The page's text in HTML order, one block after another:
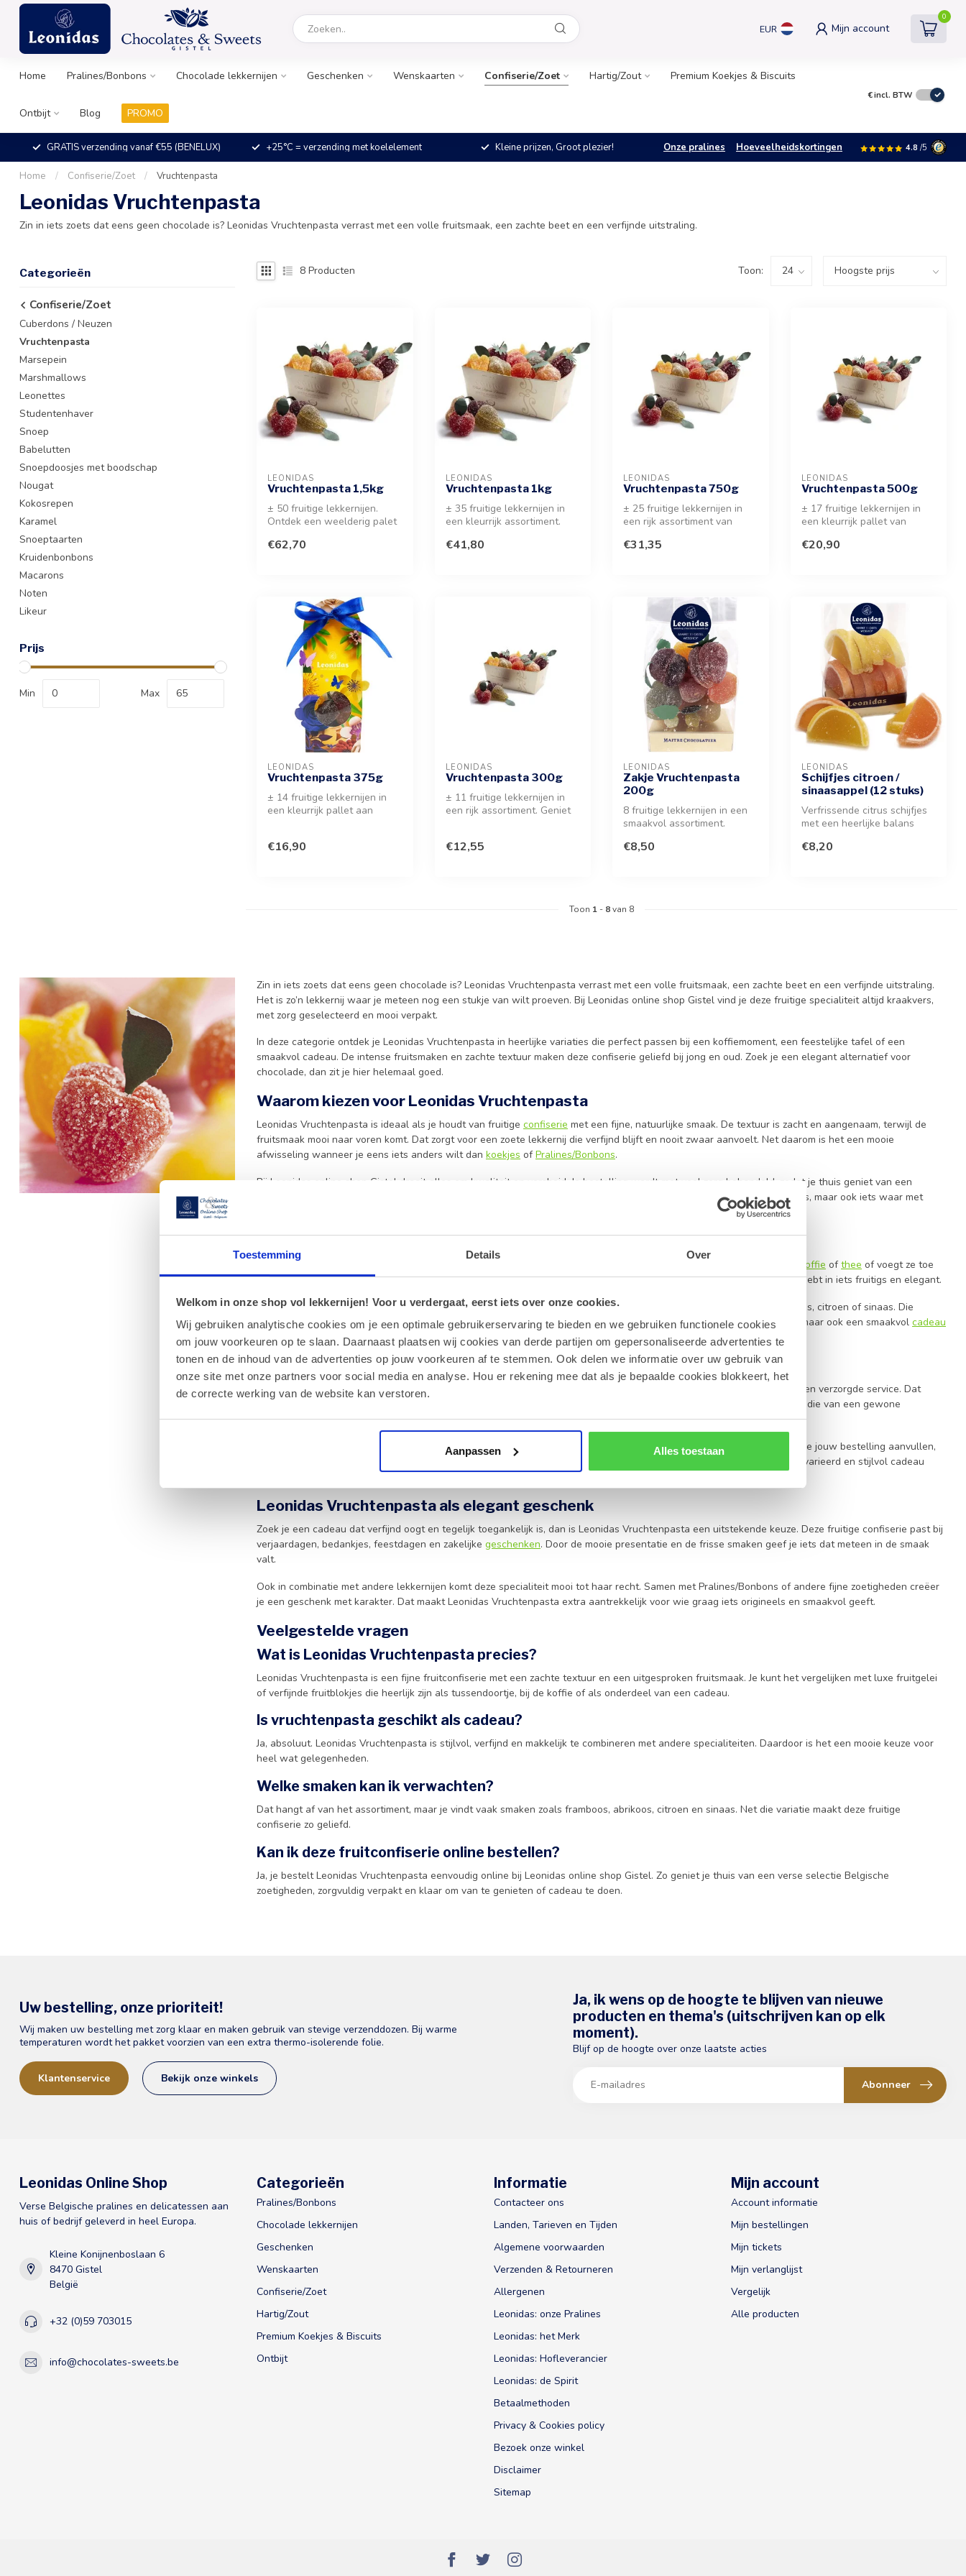
Toestemming Details Over
Welkom in onze shop vol lekkernijen! Voor u verdergaat, eerst iets over onze cookies.
Wij gebruiken analytische cookies om je een optimale gebruikerservaring te bieden en we gebruiken functionele cookies
om jouw voorkeuren op te slaan. Daarnaast plaatsen wij cookies van derde partijen om gepersonaliseerde advertenties te
tonen en de inhoud van de advertenties op jouw voorkeuren af te stemmen. Ook delen we informatie over uw gebruik van
onze site met onze partners voor social media en analyse. Hou er rekening mee dat als je bepaalde cookies blokkeert, het
de correcte werking van de website kan verstoren.
Aanpassen Alles toestaan
EUR Mijn account
0
Home Pralines/Bonbons Chocolade lekkernijen Geschenken Wenskaarten Confiserie/Zoet Hartig/Zout Premium Koekjes & Biscuits
Ontbijt Blog PROMO
€incl. BTW
GRATIS verzending vanaf €55 (BENELUX) +25°C = verzending met koelelement Kleine prijzen, Groot plezier! Onze pralines Hoeveelheidskortingen 4.8 /5
Home / Confiserie/Zoet / Vruchtenpasta
Leonidas Vruchtenpasta
Zin in iets zoets dat eens geen chocolade is? Leonidas Vruchtenpasta verrast met een volle fruitsmaak, een zachte beet en een verfijnde uitstraling.
Categorieën
Confiserie/Zoet
Cuberdons / Neuzen
Vruchtenpasta
Marsepein
Marshmallows
Leonettes
Studentenhaver
Snoep
Babelutten
Snoepdoosjes met boodschap
Nougat
Kokosrepen
Karamel
Snoeptaarten
Kruidenbonbons
Macarons
Noten
Likeur
Prijs
Min Max
8 Producten Toon:
LEONIDAS
Vruchtenpasta 1,5kg
± 50 fruitige lekkernijen.
Ontdek een weelderig palet
tot...
€62,70
LEONIDAS
Vruchtenpasta 1kg
± 35 fruitige lekkernijen in
een kleurrijk assortiment.
€41,80
LEONIDAS
Vruchtenpasta 750g
± 25 fruitige lekkernijen in
een rijk assortiment van
€31,35
LEONIDAS
Vruchtenpasta 500g
± 17 fruitige lekkernijen in
een kleurrijk pallet van
€20,90
LEONIDAS
Vruchtenpasta 375g
± 14 fruitige lekkernijen in
een kleurrijk pallet aan
€16,90
LEONIDAS
Vruchtenpasta 300g
± 11 fruitige lekkernijen in
een rijk assortiment. Geniet
€12,55
LEONIDAS
Zakje Vruchtenpasta
200g
8 fruitige lekkernijen in een
smaakvol assortiment.
erv...
€8,50
LEONIDAS
Schijfjes citroen /
sinaasappel (12 stuks)
Verfrissende citrus schijfjes
met een heerlijke balans
€8,20
Toon 1 - 8van 8
Zin in iets zoets dat eens geen chocolade is? Leonidas Vruchtenpasta verrast met een volle fruitsmaak, een zachte beet en een verfijnde uitstraling.
Het is zo’n lekkernij waar je meteen nog een stukje van wilt proeven. Bij Leonidas online shop Gistel vind je deze fruitige specialiteit altijd kraakvers,
met zorg geselecteerd en mooi verpakt.
In deze categorie ontdek je Leonidas Vruchtenpasta in heerlijke variaties die perfect passen bij een koffiemoment, een feestelijke tafel of een
smaakvol cadeau. De intense fruitsmaken en zachte textuur maken deze confiserie geliefd bij jong en oud. Zoek je een elegant alternatief voor
chocolade, dan zit je hier helemaal goed.
Waarom kiezen voor Leonidas Vruchtenpasta
Leonidas Vruchtenpasta is ideaal als je houdt van fruitige confiserie met een fijne, natuurlijke smaak. De textuur is zacht en aangenaam, terwijl de
fruitsmaak mooi naar voren komt. Dat zorgt voor een zoete lekkernij die verfijnd blijft en nooit zwaar aanvoelt. Net daarom is het een mooie
afwisseling wanneer je eens iets anders wilt dan koekjes ofPralines/Bonbons.
Bij Leonidas online shop Gistel draait alles om kwaliteit en versheid. Je bestelling wordt met veel zorg behandeld, zodat je thuis geniet van een
specialiteit die echt tot haar recht komt. Die aandacht voel je in het hele assortiment. Je kiest dus niet alleen iets lekkers, maar ook iets waar met
Een fruitige lekkernij voor elk moment
Leonidas Vruchtenpasta past bij verrassend veel momenten. Je zet ze op tafel wanneer je bezoek krijgt, serveert ze bij koffie ofthee of voegt ze toe
aan eengeschenkmandmet andere fijnezoetigheden. Ook als klein tussendoortje zijn ze heerlijk, zeker wanneer je zin hebt in iets fruitigs en elegant.
Wie graag afwisselt, zal de verschillende fruitsmaken extra waarderen. Denk aan zachte toetsen van abrikoos, framboos, citroen of sinaas. Die
variatie geeft elke doos een feestelijk karakter. Zo wordt Leonidas Vruchtenpasta niet alleen een traktatie voor jezelf, maar ook een smaakvol cadeau
waarmee je altijd goed zit.
Kraakvers besteld bij Leonidas online shop Gistel
Bestel je Leonidas Vruchtenpasta online bij Leonidas online shop Gistel, dan mag je rekenen op een verse selectie en een verzorgde service. Dat
verschil proef je. De smaak blijft mooi in balans en de zachte textuur komt perfect tot haar recht. Het zijn net die details die van een gewone
zoetigheid een echte verwennerij maken.
Bovendien leveren we in heel Europa. Zo kun je ook iemand op afstand verrassen met een fijngeschenk
uit België. Wil je jouw bestelling aanvullen,
, geschenkdozen en andere delicatessen ontdekken. Zo stel je moeiteloos een gevarieerd en stijlvol cadeau
Leonidas Vruchtenpasta als elegant geschenk
Zoek je een cadeau dat verfijnd oogt en tegelijk toegankelijk is, dan is Leonidas Vruchtenpasta een uitstekende keuze. Deze fruitige confiserie past bij
verjaardagen, bedankjes, feestdagen en zakelijke geschenken. Door de mooie presentatie en de frisse smaken geef je iets dat meteen in de smaak
valt.
Ook in combinatie met andere lekkernijen komt deze specialiteit mooi tot haar recht. Samen met Pralines/Bonbons of andere fijne zoetigheden creëer
je een geschenk met karakter. Dat maakt Leonidas Vruchtenpasta extra aantrekkelijk voor wie graag iets origineels en smaakvol geeft.
Veelgestelde vragen
Wat is Leonidas Vruchtenpasta precies?
Leonidas Vruchtenpasta is een fijne fruitconfiserie met een zachte textuur en een uitgesproken fruitsmaak. Je kunt het vergelijken met luxe fruitgelei
of verfijnde fruitblokjes die heerlijk zijn als tussendoortje, bij de koffie of als onderdeel van een cadeau.
Is vruchtenpasta geschikt als cadeau?
Ja, absoluut. Leonidas Vruchtenpasta is stijlvol, verfijnd en makkelijk te combineren met andere specialiteiten. Daardoor is het een mooie keuze voor
heel wat gelegenheden.
Welke smaken kan ik verwachten?
Dat hangt af van het assortiment, maar je vindt vaak smaken zoals framboos, abrikoos, citroen en sinaas. Net die variatie maakt deze fruitige
confiserie zo geliefd.
Kan ik deze fruitconfiserie online bestellen?
Ja, je bestelt Leonidas Vruchtenpasta eenvoudig online bij Leonidas online shop Gistel. Zo geniet je thuis van een verse selectie Belgische
zoetigheden, zorgvuldig verpakt en klaar om van te genieten of cadeau te doen.
Uw bestelling, onze prioriteit!
Wij maken uw bestelling met zorg klaar en maken gebruik van stevige verzenddozen. Bij warme
temperaturen wordt het pakket voorzien van een extra thermo-isolerende folie.
Klantenservice Bekijk onze winkels
Ja, ik wens op de hoogte te blijven van nieuwe
producten en thema's (uitschrijven kan op elk
moment).
Blijf op de hoogte over onze laatste acties
Abonneer
Leonidas Online Shop
Verse Belgische pralines en delicatessen aan
huis of bedrijf geleverd in heel Europa.
Kleine Konijnenboslaan 6
8470 Gistel
België
+32 (0)59 703015
info@chocolates-sweets.be
Categorieën
Pralines/Bonbons
Chocolade lekkernijen
Geschenken
Wenskaarten
Confiserie/Zoet
Hartig/Zout
Premium Koekjes & Biscuits
Ontbijt
Informatie
Contacteer ons
Landen, Tarieven en Tijden
Algemene voorwaarden
Verzenden & Retourneren
Allergenen
Leonidas: onze Pralines
Leonidas: het Merk
Leonidas: Hofleverancier
Leonidas: de Spirit
Betaalmethoden
Privacy & Cookies policy
Bezoek onze winkel
Disclaimer
Sitemap
Mijn account
Account informatie
Mijn bestellingen
Mijn tickets
Mijn verlanglijst
Vergelijk
Alle producten